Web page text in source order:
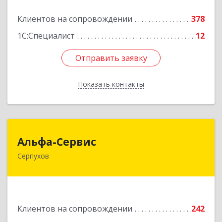
Клиентов на сопровождении
378
1С:Специалист
12
Отправить заявку
Показать контакты
Отправить заявку
Назад
Альфа-Сервис
Серпухов
Клиентов на сопровождении
242